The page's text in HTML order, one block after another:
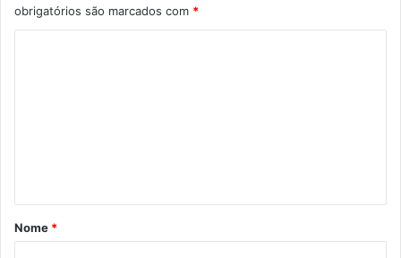
obrigatórios são marcados com *
Nome *